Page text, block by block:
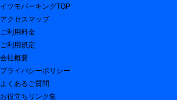
イツモパーキングTOP
アクセスマップ
ご利用料金
ご利用規定
会社概要
プライバシーポリシー
よくあるご質問
お役立ちリンク集